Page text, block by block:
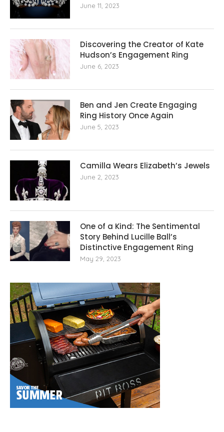
June 11, 2023
Discovering the Creator of Kate
Hudson’s Engagement Ring
June 6, 2023
Ben and Jen Create Engaging
Ring History Once Again
June 5, 2023
Camilla Wears Elizabeth’s Jewels
June 2, 2023
One of a Kind: The Sentimental
Story Behind Lucille Ball’s
Distinctive Engagement Ring
May 29, 2023